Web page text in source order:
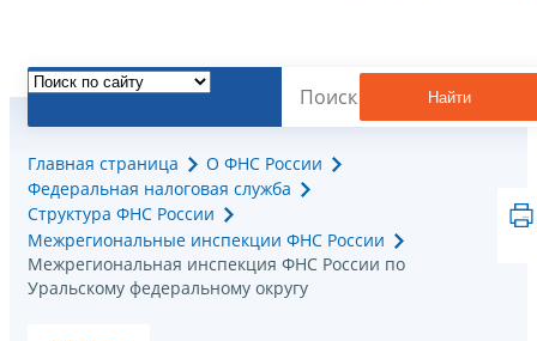
Найти
Главная страница
О ФНС России
Федеральная налоговая служба
Структура ФНС России
Межрегиональные инспекции ФНС России
Межрегиональная инспекция ФНС России по
Уральскому федеральному округу